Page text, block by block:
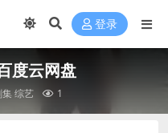
登录
度云网盘
集综艺 1